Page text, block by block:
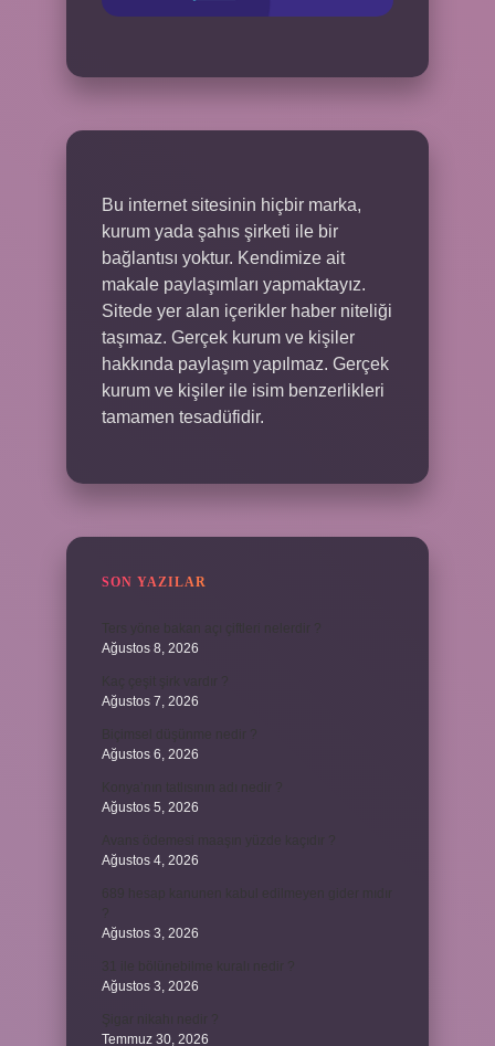
Bu internet sitesinin hiçbir marka,
kurum yada şahıs şirketi ile bir
bağlantısı yoktur. Kendimize ait
makale paylaşımları yapmaktayız.
Sitede yer alan içerikler haber niteliği
taşımaz. Gerçek kurum ve kişiler
hakkında paylaşım yapılmaz. Gerçek
kurum ve kişiler ile isim benzerlikleri
tamamen tesadüfidir.
SON YAZILAR
Ağustos 8, 2026
Ağustos 7, 2026
Ağustos 6, 2026
Ağustos 5, 2026
Ağustos 4, 2026
Ağustos 3, 2026
Ağustos 3, 2026
Temmuz 30, 2026